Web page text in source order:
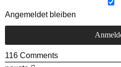
Angemeldet bleiben
116 Comments